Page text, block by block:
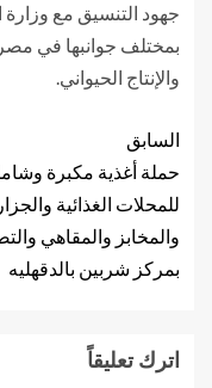
جهود التنسيق مع
بمختلف جوانبها في
والإنتاج الحيواني.
السابق
حملة أغذية مكبرة
للمحلات الغذائية
والمخابز والمقاهي
بمركز شربين بالدقهليه
اترك تعليقاً